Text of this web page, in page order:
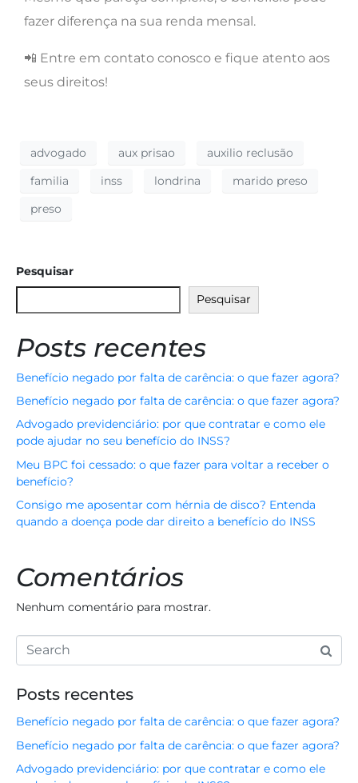
fazer diferença na sua renda mensal.
📲 Entre em contato conosco e fique atento aos
seus direitos!
advogado aux prisao
auxilio reclusão
familia
inss londrina
marido preso
preso
Pesquisar
Pesquisar
Posts recentes
Benefício negado por falta de carência: o que fazer agora?
Benefício negado por falta de carência: o que fazer agora?
Advogado previdenciário: por que contratar e como ele
pode ajudar no seu benefício do INSS?
Meu BPC foi cessado: o que fazer para voltar a receber o
benefício?
Consigo me aposentar com hérnia de disco? Entenda
quando a doença pode dar direito a benefício do INSS
Comentários
Nenhum comentário para mostrar.
Posts recentes
Benefício negado por falta de carência: o que fazer agora?
Benefício negado por falta de carência: o que fazer agora?
Advogado previdenciário: por que contratar e como ele